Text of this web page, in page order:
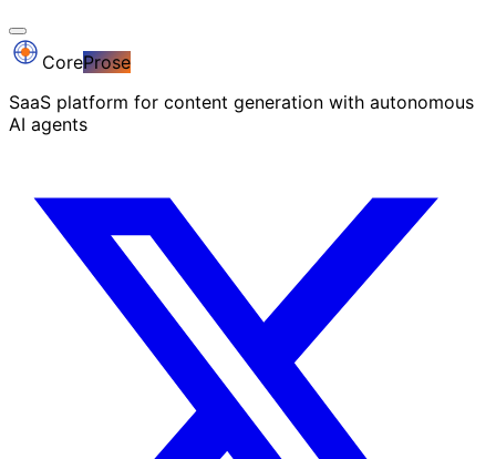
CoreProse
SaaS platform for content generation with autonomous
AI agents